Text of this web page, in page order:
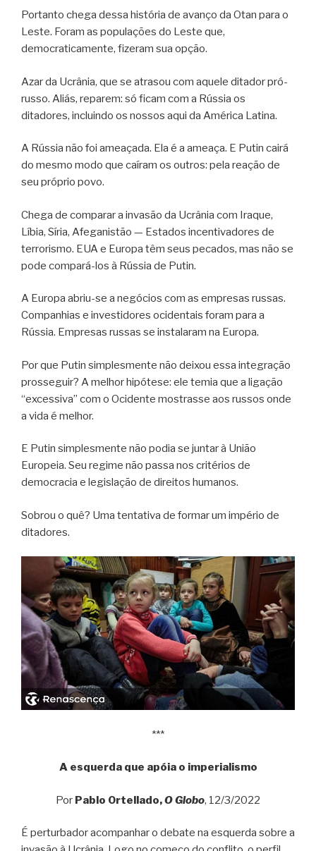
Portanto chega dessa história de avanço da Otan para o
Leste. Foram as populações do Leste que,
democraticamente, fizeram sua opção.
Azar da Ucrânia, que se atrasou com aquele ditador pró-
russo. Aliás, reparem: só ficam com a Rússia os
ditadores, incluindo os nossos aqui da América Latina.
A Rússia não foi ameaçada. Ela é a ameaça. E Putin cairá
do mesmo modo que caíram os outros: pela reação de
seu próprio povo.
Chega de comparar a invasão da Ucrânia com Iraque,
Líbia, Síria, Afeganistão — Estados incentivadores de
terrorismo. EUA e Europa têm seus pecados, mas não se
pode compará-los à Rússia de Putin.
A Europa abriu-se a negócios com as empresas russas.
Companhias e investidores ocidentais foram para a
Rússia. Empresas russas se instalaram na Europa.
Por que Putin simplesmente não deixou essa integração
prosseguir? A melhor hipótese: ele temia que a ligação
“excessiva” com o Ocidente mostrasse aos russos onde
a vida é melhor.
E Putin simplesmente não podia se juntar à União
Europeia. Seu regime não passa nos critérios de
democracia e legislação de direitos humanos.
Sobrou o quê? Uma tentativa de formar um império de
ditadores.
***
A esquerda que apóia o imperialismo
Por Pablo Ortellado,O Globo, 12/3/2022
É perturbador acompanhar o debate na esquerda sobre a